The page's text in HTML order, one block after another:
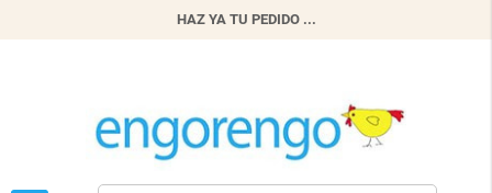
HAZ YA TU PEDIDO ...